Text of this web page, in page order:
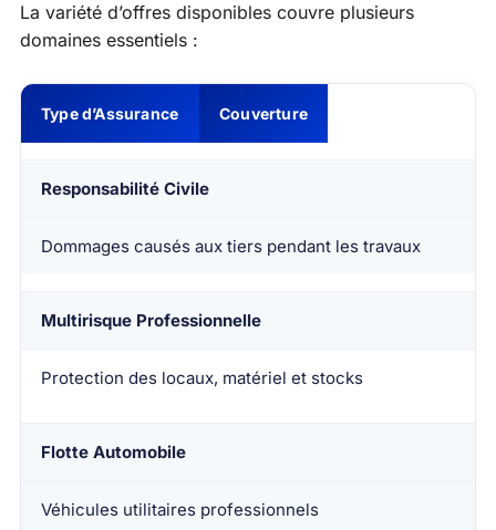
La variété d’offres disponibles couvre plusieurs
domaines essentiels :
Type d’Assurance Couverture
Responsabilité Civile
Dommages causés aux tiers pendant les travaux
Multirisque Professionnelle
Protection des locaux, matériel et stocks
Flotte Automobile
Véhicules utilitaires professionnels